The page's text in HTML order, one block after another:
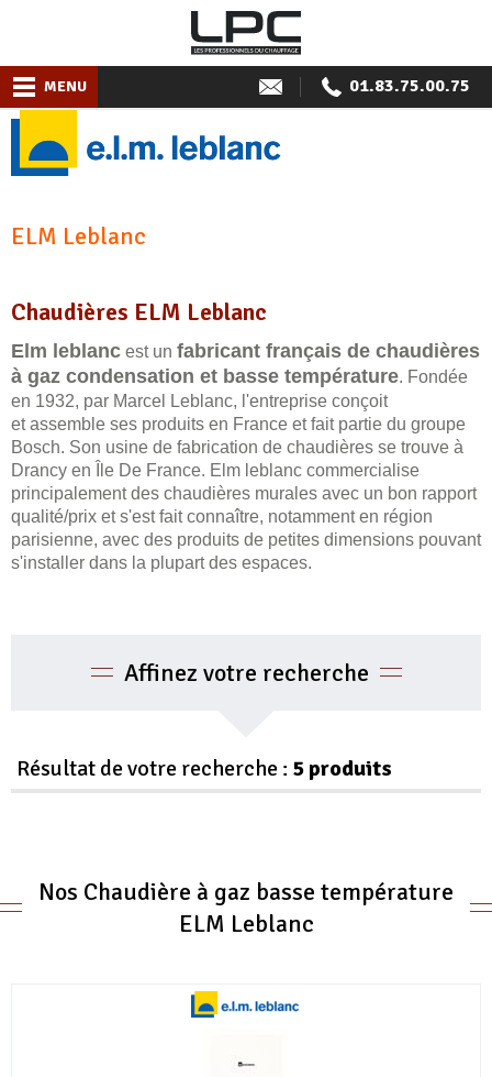
MENU 01.83.75.00.75
ELM Leblanc
Chaudières ELM Leblanc
Elm leblanc est un fabricant français de chaudières
à gaz condensation et basse température. Fondée
en 1932, par Marcel Leblanc, l'entreprise conçoit
et assemble ses produits en France et fait partie du groupe
Bosch. Son usine de fabrication de chaudières se trouve à
Drancy en Île De France. Elm leblanc commercialise
principalement des chaudières murales avec un bon rapport
qualité/prix et s'est fait connaître, notamment en région
parisienne, avec des produits de petites dimensions pouvant
s'installer dans la plupart des espaces.
Affinez votre recherche
Résultat de votre recherche : 5 produits
Nos Chaudière à gaz basse température
ELM Leblanc